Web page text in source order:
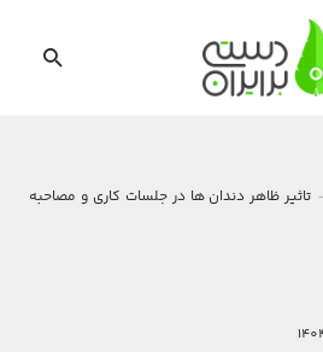
تاثیر ظاهر دندان ‌ها در جلسات کاری و مصاحبه